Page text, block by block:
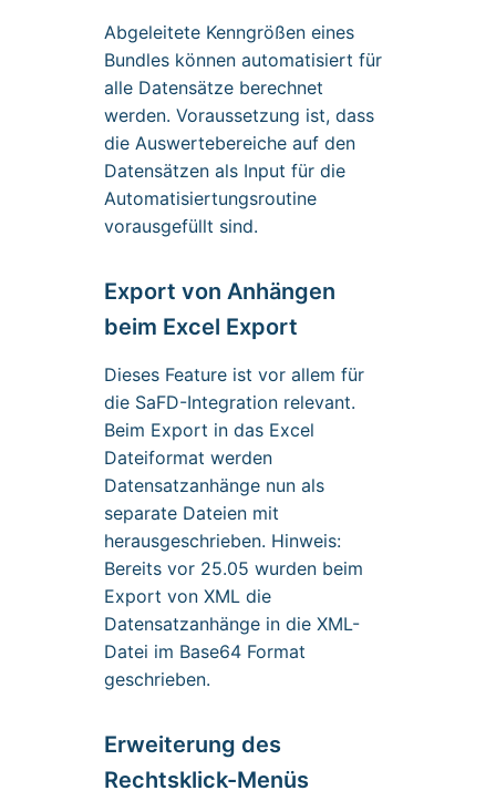
Abgeleitete Kenngrößen eines
Bundles können automatisiert für
alle Datensätze berechnet
werden. Voraussetzung ist, dass
die Auswertebereiche auf den
Datensätzen als Input für die
Automatisiertungsroutine
vorausgefüllt sind.
Export von Anhängen
beim Excel Export
Dieses Feature ist vor allem für
die SaFD-Integration relevant.
Beim Export in das Excel
Dateiformat werden
Datensatzanhänge nun als
separate Dateien mit
herausgeschrieben. Hinweis:
Bereits vor 25.05 wurden beim
Export von XML die
Datensatzanhänge in die XML-
Datei im Base64 Format
geschrieben.
Erweiterung des
Rechtsklick-Menüs